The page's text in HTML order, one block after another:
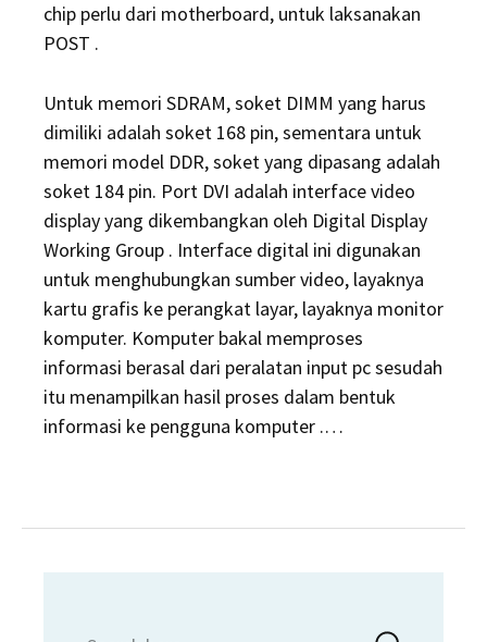
chip perlu dari motherboard, untuk laksanakan
POST .
Untuk memori SDRAM, soket DIMM yang harus
dimiliki adalah soket 168 pin, sementara untuk
memori model DDR, soket yang dipasang adalah
soket 184 pin. Port DVI adalah interface video
display yang dikembangkan oleh Digital Display
Working Group . Interface digital ini digunakan
untuk menghubungkan sumber video, layaknya
kartu grafis ke perangkat layar, layaknya monitor
komputer. Komputer bakal memproses
informasi berasal dari peralatan input pc sesudah
itu menampilkan hasil proses dalam bentuk
informasi ke pengguna komputer .…